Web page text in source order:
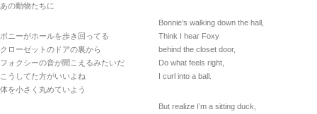
あの動物たちに
ボニーがホールを歩き回ってる
クローゼットのドアの裏から
フォクシーの音が聞こえるみたいだ
こうしてた方がいいよね
体を小さく丸めていよう
Bonnie’s walking down the hall,
Think I hear Foxy
behind the closet door,
Do what feels right,
I curl into a ball.
But realize I’m a sitting duck,